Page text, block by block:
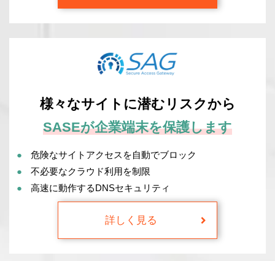
様々なサイトに潜むリスクから
SASEが企業端末を保護します
危険なサイトアクセスを自動でブロック
不必要なクラウド利用を制限
高速に動作するDNSセキュリティ
詳しく見る